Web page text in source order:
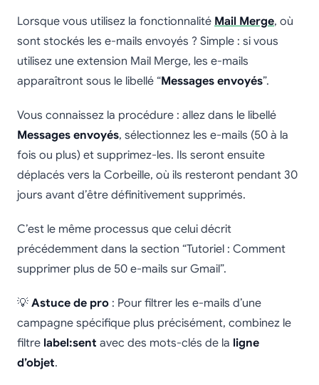
Lorsque vous utilisez la fonctionnalité Mail Merge, où
sont stockés les e-mails envoyés ? Simple : si vous
utilisez une extension Mail Merge, les e-mails
apparaîtront sous le libellé “Messages envoyés”.
Vous connaissez la procédure : allez dans le libellé
Messages envoyés, sélectionnez les e-mails (50 à la
fois ou plus) et supprimez-les. Ils seront ensuite
déplacés vers la Corbeille, où ils resteront pendant 30
jours avant d’être définitivement supprimés.
C’est le même processus que celui décrit
précédemment dans la section “Tutoriel : Comment
supprimer plus de 50 e-mails sur Gmail”.
💡 Astuce de pro : Pour filtrer les e-mails d’une
campagne spécifique plus précisément, combinez le
filtre label:sent avec des mots-clés de la ligne
d’objet.